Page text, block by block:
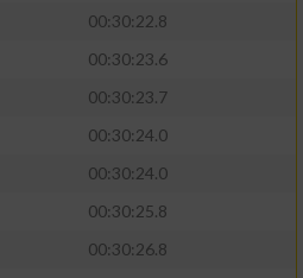
00:30:22.8
00:30:23.6
00:30:23.7
00:30:24.0
00:30:24.0
00:30:25.8
00:30:26.8